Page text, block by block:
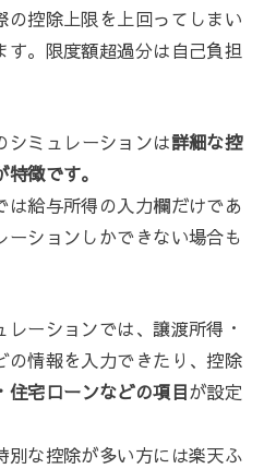
の控除上限を上回ってしまい
す。限度額超過分は自己負担
シミュレーションは詳細な控
徴です。
は給与所得の入力欄だけであ
ーションしかできない場合も
ーションでは、譲渡所得・
の情報を入力できたり、控除
住宅ローンなどの項目が設定
別な控除が多い方には楽天ふ